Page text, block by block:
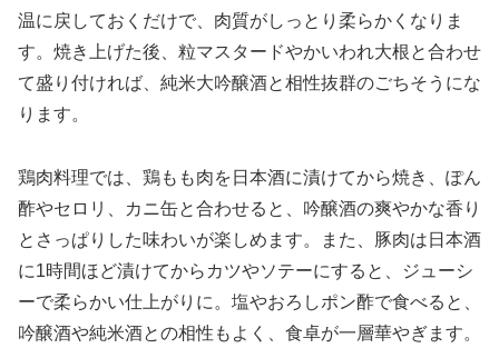
温に戻しておくだけで、肉質がしっとり柔らかくなりま
す。焼き上げた後、粒マスタードやかいわれ大根と合わせ
て盛り付ければ、純米大吟醸酒と相性抜群のごちそうにな
ります。
鶏肉料理では、鶏もも肉を日本酒に漬けてから焼き、ぽん
酢やセロリ、カニ缶と合わせると、吟醸酒の爽やかな香り
とさっぱりした味わいが楽しめます。また、豚肉は日本酒
に1時間ほど漬けてからカツやソテーにすると、ジューシ
ーで柔らかい仕上がりに。塩やおろしポン酢で食べると、
吟醸酒や純米酒との相性もよく、食卓が一層華やぎます。